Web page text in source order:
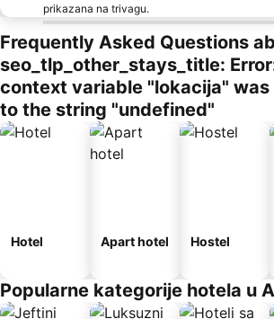
prikazana na trivagu.
Frequently Asked Questions
seo_tlp_other_stays_title:
context variable "lokacija"
to the string "undefined"
Hotel Apart hotel Hostel
Popularne kategorije hotela u